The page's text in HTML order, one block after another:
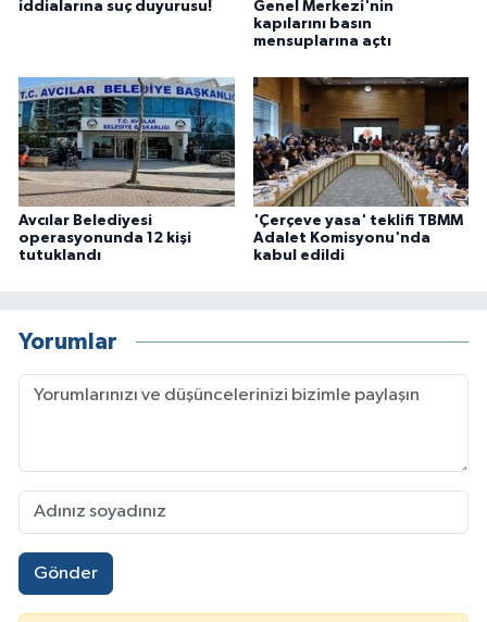
iddialarına suç duyurusu!
Genel Merkezi'nin
kapılarını basın
mensuplarına açtı
Avcılar Belediyesi
operasyonunda 12 kişi
tutuklandı
'Çerçeve yasa' teklifi TBMM
Adalet Komisyonu'nda
kabul edildi
Yorumlar
Gönder